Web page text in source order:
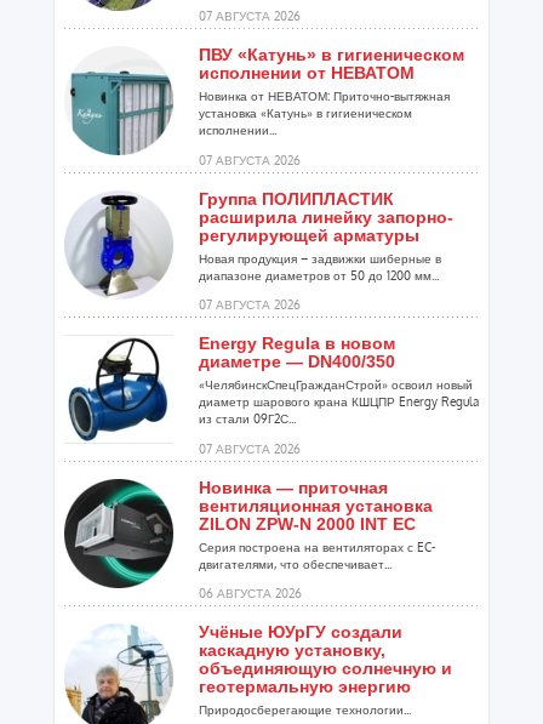
07 АВГУСТА 2026
ПВУ «Катунь» в гигиеническом
исполнении от НЕВАТОМ
Новинка от НЕВАТОМ: Приточно-вытяжная
установка «Катунь» в гигиеническом
исполнении...
07 АВГУСТА 2026
Группа ПОЛИПЛАСТИК
расширила линейку запорно-
регулирующей арматуры
Новая продукция – задвижки шиберные в
диапазоне диаметров от 50 до 1200 мм...
07 АВГУСТА 2026
Energy Regula в новом
диаметре — DN400/350
«ЧелябинскСпецГражданСтрой» освоил новый
диаметр шарового крана КШЦПР Energy Regula
из стали 09Г2С...
07 АВГУСТА 2026
Новинка — приточная
вентиляционная установка
ZILON ZPW-N 2000 INT EC
Серия построена на вентиляторах с EC-
двигателями, что обеспечивает...
06 АВГУСТА 2026
Учёные ЮУрГУ создали
каскадную установку,
объединяющую солнечную и
геотермальную энергию
Природосберегающие технологии...